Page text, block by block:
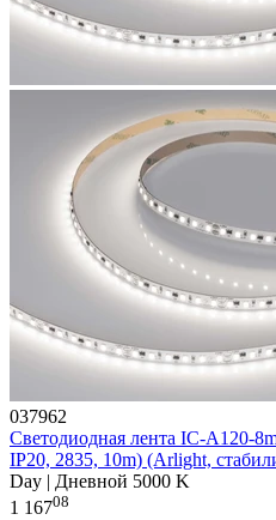
037962
Светодиодная лента IC-A120-
IP20, 2835, 10m) (Arlight,
Day | Дневной 5000 K
1 16708